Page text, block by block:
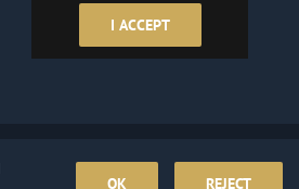
I ACCEPT
OK REJECT